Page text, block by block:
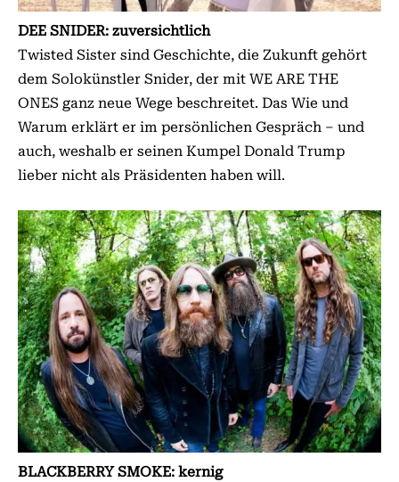
DEE SNIDER: zuversichtlich
Twisted Sister sind Geschichte, die Zukunft gehört
dem Solokünstler Snider, der mit WE ARE THE
ONES ganz neue Wege beschreitet. Das Wie und
Warum erklärt er im persönlichen Gespräch – und
auch, weshalb er seinen Kumpel Donald Trump
lieber nicht als Präsidenten haben will.
BLACKBERRY SMOKE: kernig